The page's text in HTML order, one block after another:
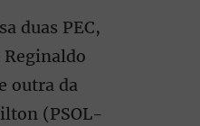
duas PEC,
Reginaldo
outra da
(PSOL-